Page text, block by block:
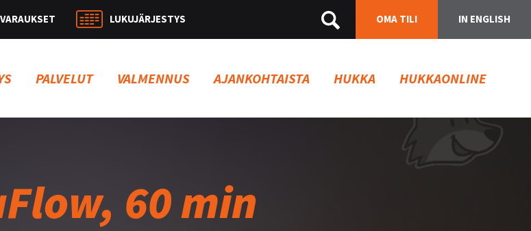
VARAUKSET LUKUJÄRJESTYS OMA TILI IN ENGLISH
PALVELUT VALMENNUS AJANKOHTAISTA HUKKA HUKKAONLINE
60 min